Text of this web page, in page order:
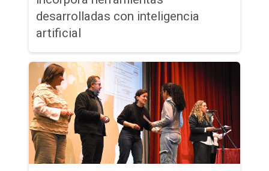
desarrolladas con inteligencia
artificial